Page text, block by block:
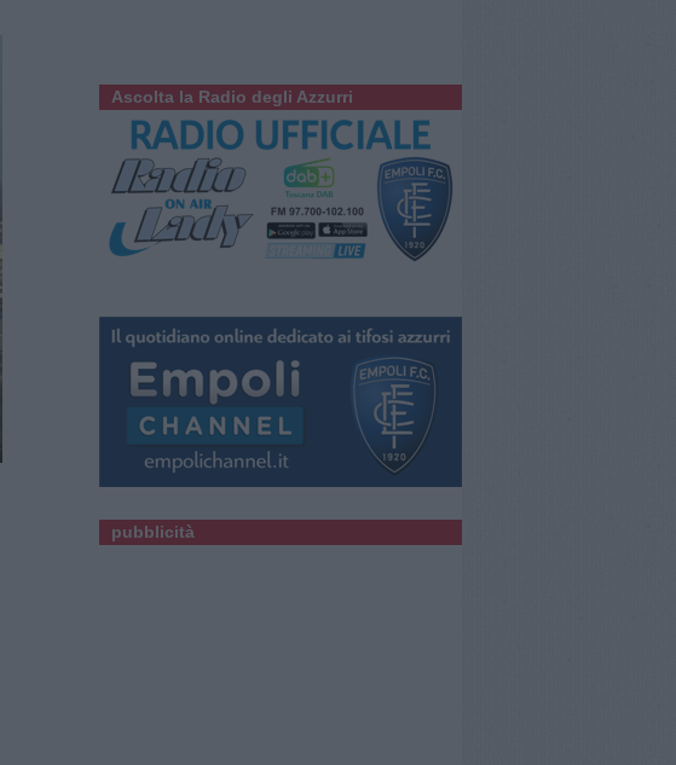
Ascolta la Radio degli Azzurri
pubblicità